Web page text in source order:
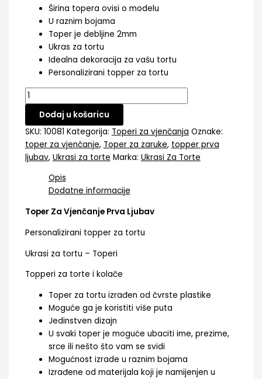
Širina topera ovisi o modelu
U raznim bojama
Toper je debljine 2mm
Ukras za tortu
Idealna dekoracija za vašu tortu
Personalizirani topper za tortu
Dodaj u košaricu
SKU: 10081 Kategorija: Toperi za vjenčanja Oznake:
toper za vjenčanje, Toper za zaruke, topper prva
ljubav, Ukrasi za torte Marka: Ukrasi Za Torte
Opis
Dodatne informacije
Toper Za Vjenčanje Prva Ljubav
Personalizirani topper za tortu
Ukrasi za tortu – Toperi
Topperi za torte i kolače
Toper za tortu izrađen od čvrste plastike
Moguće ga je koristiti više puta
Jedinstven dizajn
U svaki toper je moguće ubaciti ime, prezime,
srce ili nešto što vam se svidi
Mogućnost izrade u raznim bojama
Izrađene od materijala koji je namijenjen u